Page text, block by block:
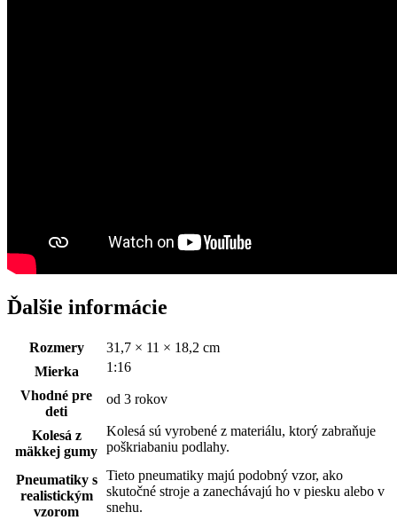
Ďalšie informácie
Rozmery
31,7 × 11 × 18,2 cm
Mierka
1:16
Vhodné pre
deti
od 3 rokov
Kolesá z
mäkkej gumy
Kolesá sú vyrobené z materiálu, ktorý zabraňuje
poškriabaniu podlahy.
Pneumatiky s
realistickým
vzorom
Tieto pneumatiky majú podobný vzor, ako
skutočné stroje a zanechávajú ho v piesku alebo v
snehu.